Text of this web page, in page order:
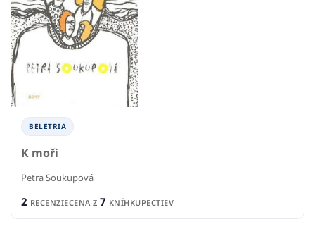
BELETRIA
K moři
Petra Soukupová
2 RECENZIECENA Z 7 KNÍHKUPECTIEV